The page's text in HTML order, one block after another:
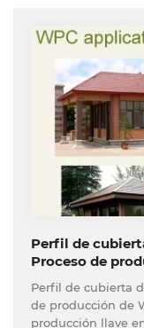
Perfil de
Proceso de
Perfil de cubierta
de producción de
producción llave